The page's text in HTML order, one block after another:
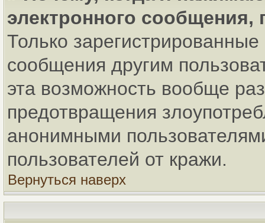
электронного сообщения,
Только
сообщения другим
эта возможность вообще
предотвращения
анонимными
пользователей от кражи.
Вернуться наверх